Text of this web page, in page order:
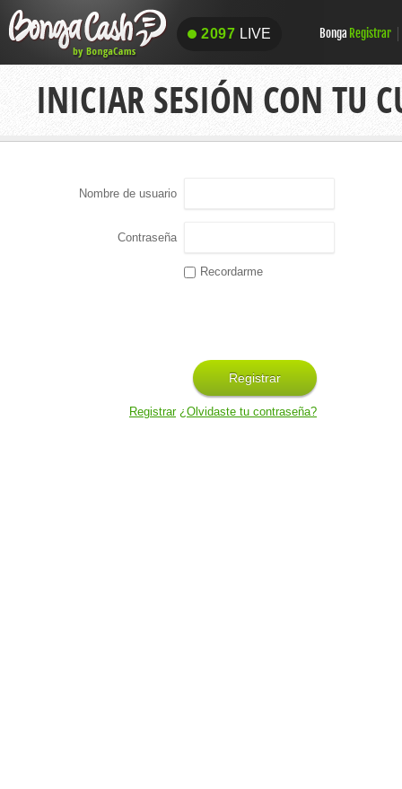
2097 LIVE
2097 LIVE Bonga Registrar
INICIAR SESIÓN CON TU
Nombre de usuario
Contraseña
Recordarme
Registrar
Registrar ¿Olvidaste tu contraseña?